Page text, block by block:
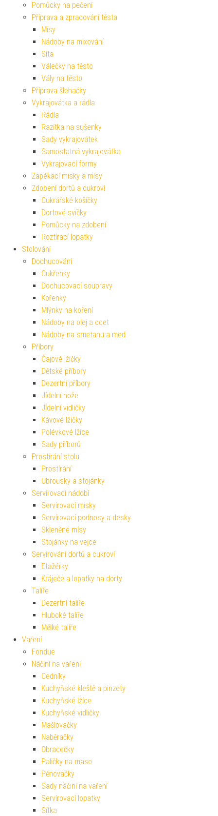
Pomůcky na pečení
Příprava a zpracování těsta
Mísy
Nádoby na mixování
Síta
Válečky na těsto
Vály na těsto
Příprava šlehačky
Vykrajovátka a rádla
Rádla
Razítka na sušenky
Sady vykrajovátek
Samostatná vykrajovátka
Vykrajovací formy
Zapékací misky a mísy
Zdobení dortů a cukroví
Cukrářské košíčky
Dortové svíčky
Pomůcky na zdobení
Roztírací lopatky
Stolování
Dochucování
Cukřenky
Dochucovací soupravy
Kořenky
Mlýnky na koření
Nádoby na olej a ocet
Nádoby na smetanu a med
Příbory
Čajové lžičky
Dětské příbory
Dezertní příbory
Jídelní nože
Jídelní vidličky
Kávové lžičky
Polévkové lžíce
Sady příborů
Prostírání stolu
Prostírání
Ubrousky a stojánky
Servírovací nádobí
Servírovací misky
Servírovací podnosy a desky
Skleněné mísy
Stojánky na vejce
Servírování dortů a cukroví
Etažérky
Kráječe a lopatky na dorty
Talíře
Dezertní talíře
Hluboké talíře
Mělké talíře
Vaření
Fondue
Náčiní na vaření
Cedníky
Kuchyňské kleště a pinzety
Kuchyňské lžíce
Kuchyňské vidličky
Mašlovačky
Naběračky
Obracečky
Paličky na maso
Pěnovačky
Sady náčiní na vaření
Servírovací lopatky
Sítka